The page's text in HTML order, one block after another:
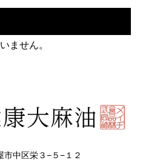
ません。
中区栄３−５−１２